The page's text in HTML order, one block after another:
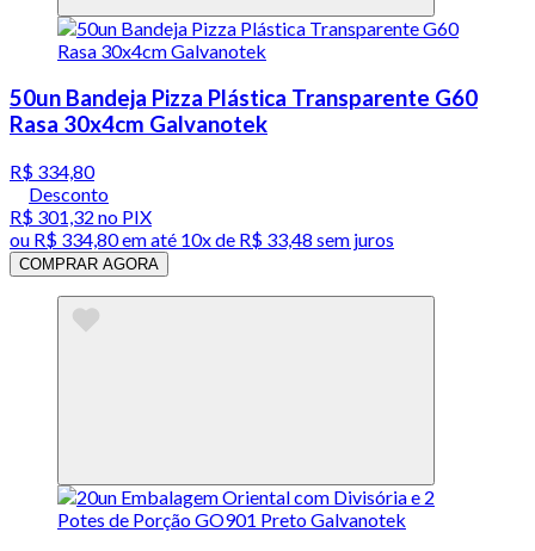
50un Bandeja Pizza Plástica Transparente G60
Rasa 30x4cm Galvanotek
R$ 334,80
Desconto
R$ 301,32 no PIX
ou R$ 334,80em até 10x de R$ 33,48 sem juros
COMPRAR AGORA